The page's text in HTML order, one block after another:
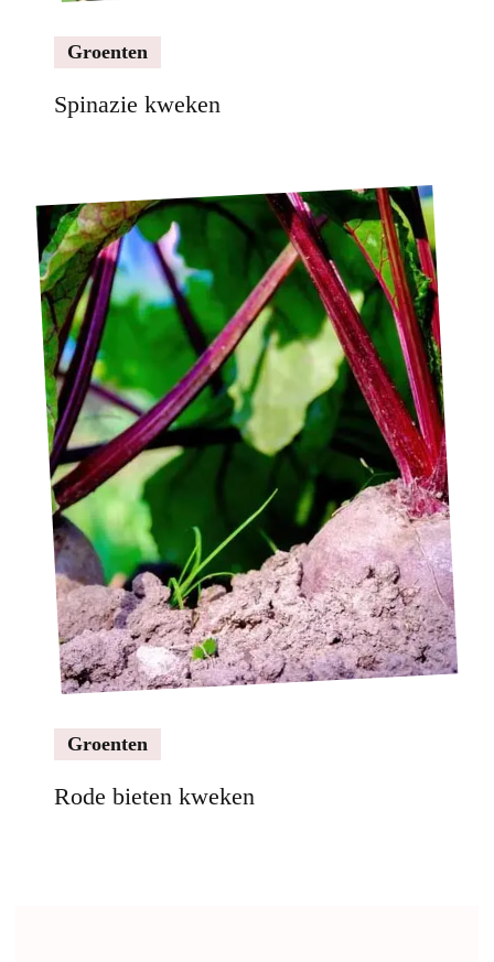
Groenten
Spinazie kweken
Groenten
Rode bieten kweken